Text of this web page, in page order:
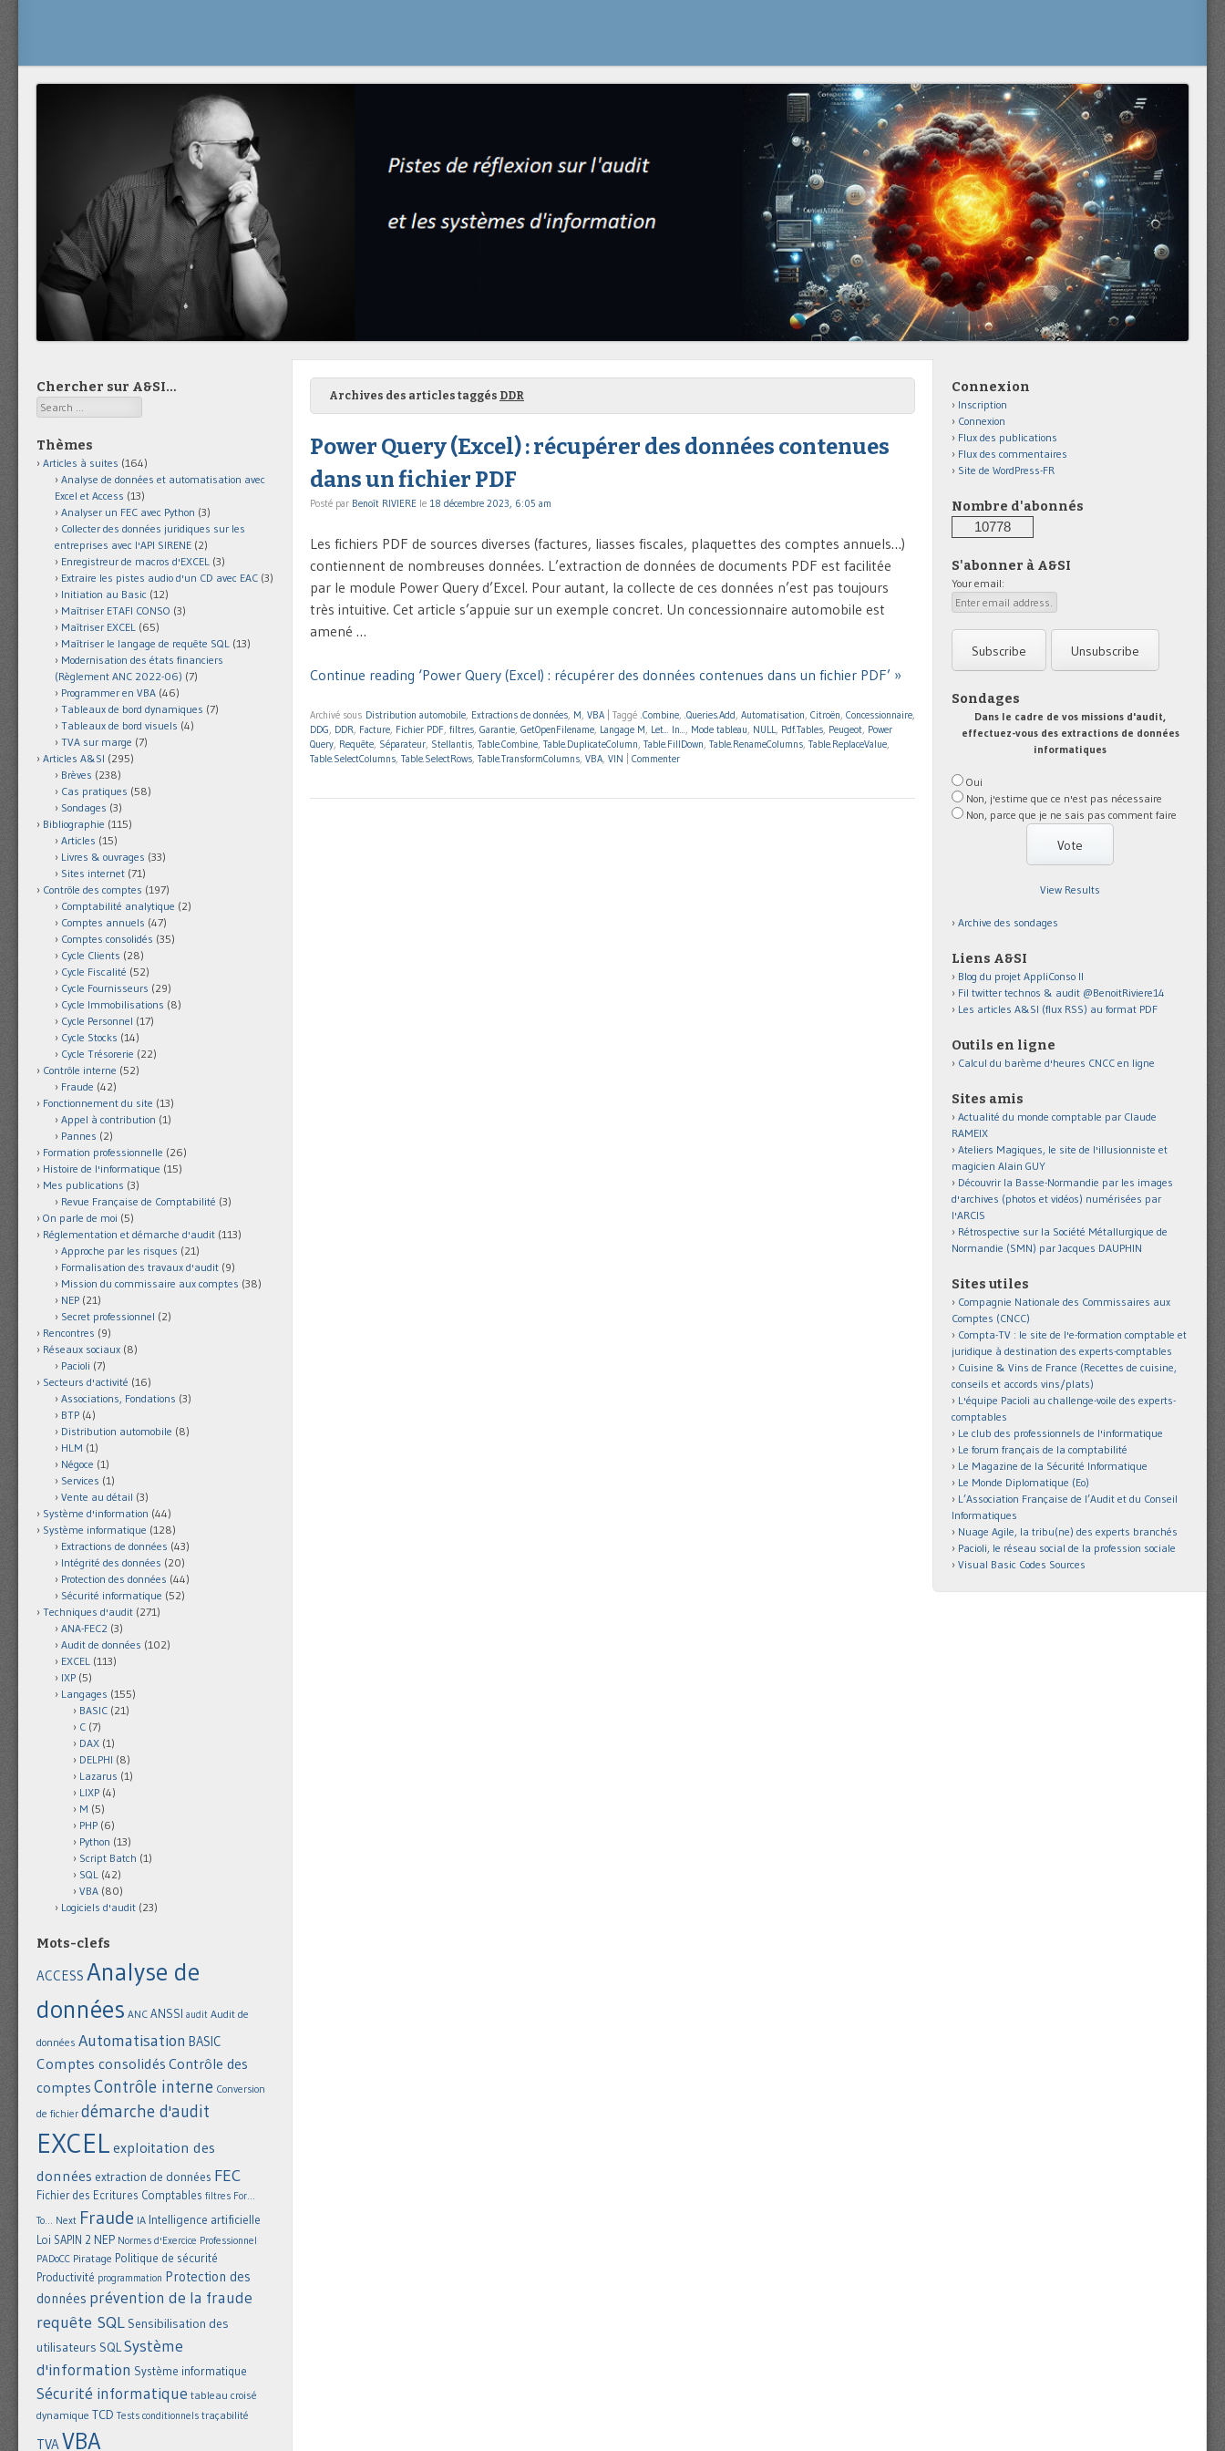
Archives des articles taggés DDR
Power Query (Excel) : récupérer des données contenues
dans un fichier PDF
Posté par Benoît RIVIERE le 18 décembre 2023, 6:05 am
Les fichiers PDF de sources diverses (factures, liasses fiscales, plaquettes des comptes annuels…)
contiennent de nombreuses données. L’extraction de données de documents PDF est facilitée
par le module Power Query d’Excel. Pour autant, la collecte de ces données n’est pas toujours
très intuitive. Cet article s’appuie sur un exemple concret. Un concessionnaire automobile est
amené …
Continue reading ‘Power Query (Excel) : récupérer des données contenues dans un fichier PDF’ »
Archivé sous Distribution automobile, Extractions de données, M, VBA Taggé .Combine, .Queries.Add, Automatisation, Citroën, Concessionnaire,
DDG, DDR, Facture, Fichier PDF, filtres, Garantie, GetOpenFilename, Langage M, Let... In..., Mode tableau, NULL, Pdf.Tables, Peugeot, Power
Query, Requête, Séparateur, Stellantis, Table.Combine, Table.DuplicateColumn, Table.FillDown, Table.RenameColumns, Table.ReplaceValue,
Table.SelectColumns, Table.SelectRows, Table.TransformColumns, VBA, VIN Commenter
Chercher sur A&SI…
Search
Thèmes
Articles à suites (164)
Analyse de données et automatisation avec
Excel et Access (13)
Analyser un FEC avec Python (3)
Collecter des données juridiques sur les
entreprises avec l'API SIRENE (2)
Enregistreur de macros d'EXCEL (3)
Extraire les pistes audio d'un CD avec EAC (3)
Initiation au Basic (12)
Maîtriser ETAFI CONSO (3)
Maîtriser EXCEL (65)
Maîtriser le langage de requête SQL (13)
Modernisation des états financiers
(Règlement ANC 2022-06) (7)
Programmer en VBA (46)
Tableaux de bord dynamiques (7)
Tableaux de bord visuels (4)
TVA sur marge (7)
Articles A&SI (295)
Brèves (238)
Cas pratiques (58)
Sondages (3)
Bibliographie (115)
Articles (15)
Livres & ouvrages (33)
Sites internet (71)
Contrôle des comptes (197)
Comptabilité analytique (2)
Comptes annuels (47)
Comptes consolidés (35)
Cycle Clients (28)
Cycle Fiscalité (52)
Cycle Fournisseurs (29)
Cycle Immobilisations (8)
Cycle Personnel (17)
Cycle Stocks (14)
Cycle Trésorerie (22)
Contrôle interne (52)
Fraude (42)
Fonctionnement du site (13)
Appel à contribution (1)
Pannes (2)
Formation professionnelle (26)
Histoire de l'informatique (15)
Mes publications (3)
Revue Française de Comptabilité (3)
On parle de moi (5)
Réglementation et démarche d'audit (113)
Approche par les risques (21)
Formalisation des travaux d'audit (9)
Mission du commissaire aux comptes (38)
NEP (21)
Secret professionnel (2)
Rencontres (9)
Réseaux sociaux (8)
Pacioli (7)
Secteurs d'activité (16)
Associations, Fondations (3)
BTP (4)
Distribution automobile (8)
HLM (1)
Négoce (1)
Services (1)
Vente au détail (3)
Système d'information (44)
Système informatique (128)
Extractions de données (43)
Intégrité des données (20)
Protection des données (44)
Sécurité informatique (52)
Techniques d'audit (271)
ANA-FEC2 (3)
Audit de données (102)
EXCEL (113)
IXP (5)
Langages (155)
BASIC (21)
C (7)
DAX (1)
DELPHI (8)
Lazarus (1)
LIXP (4)
M (5)
PHP (6)
Python (13)
Script Batch (1)
SQL (42)
VBA (80)
Logiciels d'audit (23)
Mots-clefs
ACCESS Analyse de
données ANC ANSSI audit Audit de
données Automatisation BASIC
Comptes consolidés Contrôle des
comptes Contrôle interne Conversion
de fichier démarche d'audit
EXCEL exploitation des
données extraction de données FEC
Fichier des Ecritures Comptables filtres For...
To... Next Fraude IA Intelligence artificielle
Loi SAPIN 2 NEP Normes d'Exercice Professionnel
PADoCC Piratage Politique de sécurité
Productivité programmation Protection des
données prévention de la fraude
requête SQL Sensibilisation des
utilisateurs SQLSystème
d'information Système informatique
Sécurité informatique tableau croisé
dynamique TCD Tests conditionnels traçabilité
TVAVBA
Connexion
Inscription
Connexion
Flux des publications
Flux des commentaires
Site de WordPress-FR
Nombre d'abonnés
10778
S'abonner à A&SI
Your email:
Sondages
Dans le cadre de vos missions d'audit,
effectuez-vous des extractions de données
informatiques
Oui
Non, j'estime que ce n'est pas nécessaire
Non, parce que je ne sais pas comment faire
View Results
Archive des sondages
Liens A&SI
Blog du projet AppliConso II
Fil twitter technos & audit @BenoitRiviere14
Les articles A&SI (flux RSS) au format PDF
Outils en ligne
Calcul du barème d'heures CNCC en ligne
Sites amis
Actualité du monde comptable par Claude
RAMEIX
Ateliers Magiques, le site de l'illusionniste et
magicien Alain GUY
Découvrir la Basse-Normandie par les images
d'archives (photos et vidéos) numérisées par
l'ARCIS
Rétrospective sur la Société Métallurgique de
Normandie (SMN) par Jacques DAUPHIN
Sites utiles
Compagnie Nationale des Commissaires aux
Comptes (CNCC)
Compta-TV : le site de l'e-formation comptable et
juridique à destination des experts-comptables
Cuisine & Vins de France (Recettes de cuisine,
conseils et accords vins/plats)
L'équipe Pacioli au challenge-voile des experts-
comptables
Le club des professionnels de l'informatique
Le forum français de la comptabilité
Le Magazine de la Sécurité Informatique
Le Monde Diplomatique (Eo)
L’Association Française de l’Audit et du Conseil
Informatiques
Nuage Agile, la tribu(ne) des experts branchés
Pacioli, le réseau social de la profession sociale
Visual Basic Codes Sources